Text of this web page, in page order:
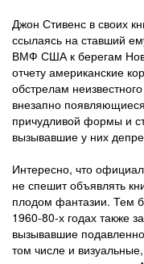
Джон Стивенс в своих
ссылаясь на ставший
ВМФ США к берегам
отчету американские
обстрелам
внезапно
причудливой формы и
вызывавшие у них
Интересно, что
не спешит объявлять
плодом фантазии. Тем
1960-80-х годах также
вызывавшие
том числе и